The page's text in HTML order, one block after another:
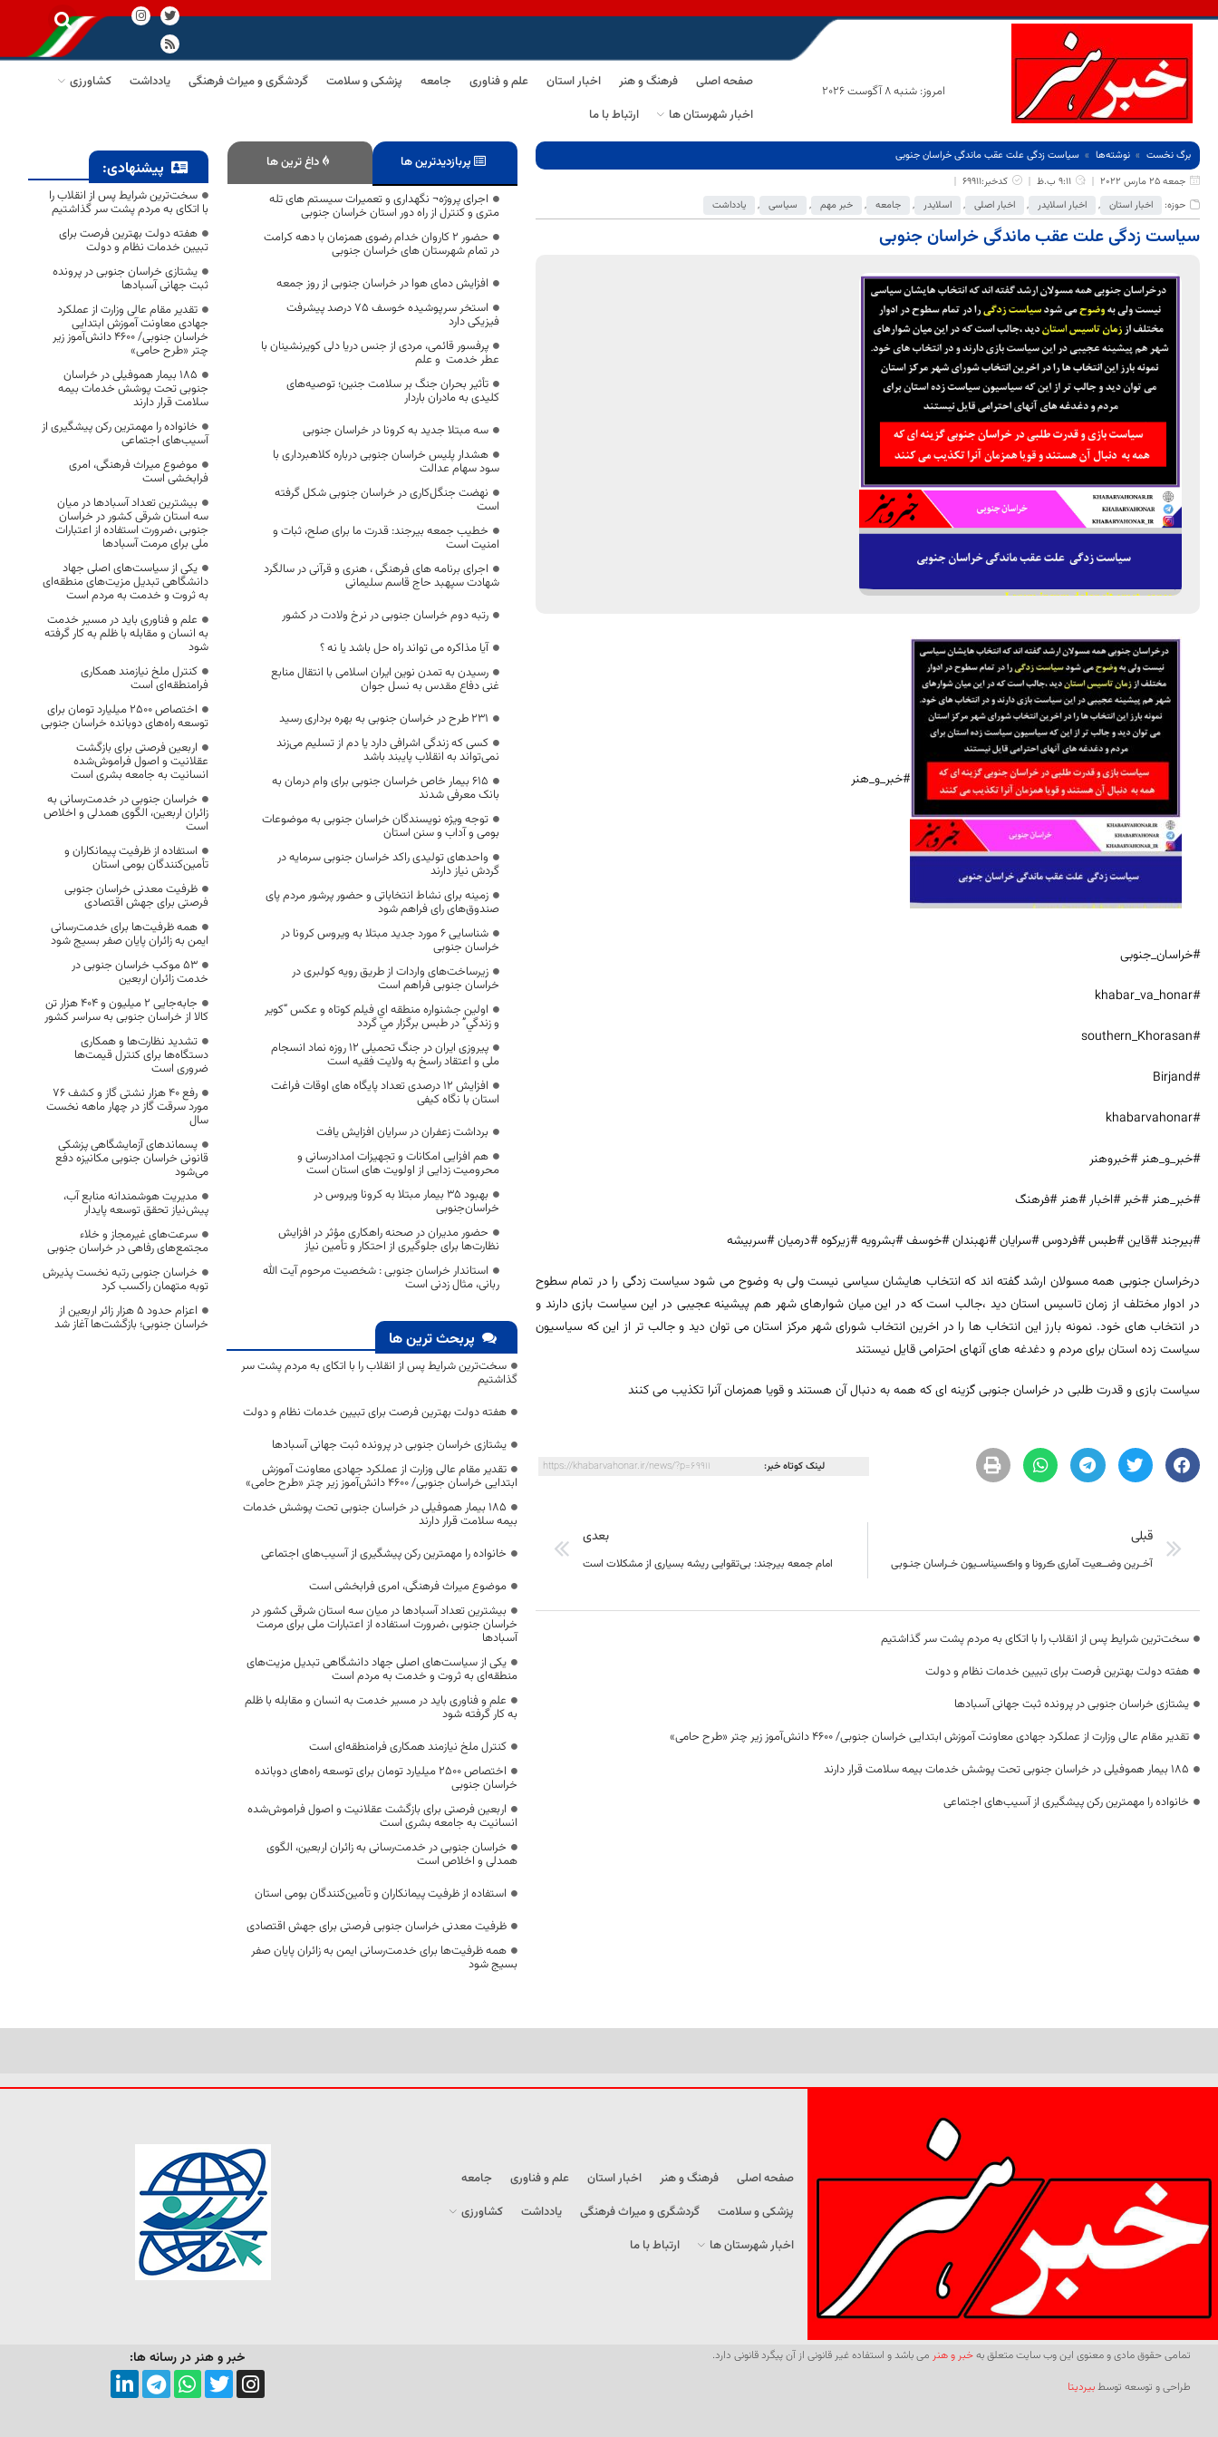
امروز: شنبه 8 آگوست 2026
صفحه اصلی فرهنگ و هنر اخبار استان علم و فناوری جامعه پزشکی و سلامت گردشگری و میراث فرهنگی یادداشت
کشاورزی
اخبار شهرستان ها
ارتباط با ما
برگ نخست نوشته‌ها
سیاست زدگی علت عقب ماندگی خراسان جنوبی
جمعه 25 مارس 2022
9:11 ب.ظ
کدخبر:69911
حوزه:
اخبار استان , اخبار اسلایدر , اخبار اصلی , اسلایدر , جامعه , خبر مهم , سیاسی , یادداشت
سیاست زدگی علت عقب ماندگی خراسان جنوبی
#خبر_و_هنر
#خراسان_جنوبی
#khabar_va_honar
#southern_Khorasan
#Birjand
#khabarvahonar
#خبر_و_هنر #خبروهنر
#خبر_هنر #خبر #اخبار #هنر #فرهنگ
#بیرجند #قاین #طبس #فردوس #سرایان #نهبندان #خوسف #بشرویه #زیرکوه #درمیان #سربیشه
درخراسان جنوبی همه مسولان ارشد گفته اند که انتخاب هایشان سیاسی نیست ولی به وضوح می شود سیاست زدگی را در تمام سطوح
در ادوار مختلف از زمان تاسیس استان دید ،جالب است که در این میان شوارهای شهر هم پیشینه عجیبی در این سیاست بازی دارند و
در انتخاب های خود. نمونه بارز این انتخاب ها را در اخرین انتخاب شورای شهر مرکز استان می توان دید و جالب تر از این که سیاسیون
سیاست زده استان برای مردم و دغدغه های آنهای احترامی قایل نیستند
سیاست بازی و قدرت طلبی در خراسان جنوبی گزینه ای که همه به دنبال آن هستند و قویا همزمان آنرا تکذیب می کنند
لینک کوتاه خبر: https://khabarvahonar.ir/news/?p=69911
قبلی
آخـرین وضــعیت آماری ڪرونا و واڪسیناسـیون خـراسان جنـوبی
بعدی
امام جمعه بیرجند: بی‌تقوایی ریشه بسیاری از مشکلات است
سخت‌ترین شرایط پس از انقلاب را با اتکای به مردم پشت سر گذاشتیم
هفته دولت بهترین فرصت برای تبیین خدمات نظام و دولت
یشتازی خراسان جنوبی در پرونده ثبت جهانی آسبادها
تقدیر مقام عالی وزارت از عملکرد جهادی معاونت آموزش ابتدایی خراسان جنوبی/ ۴۶۰۰ دانش‌آموز زیر چتر «طرح حامی»
۱۸۵ بیمار هموفیلی در خراسان جنوبی تحت پوشش خدمات بیمه سلامت قرار دارند
خانواده را مهمترین رکن پیشگیری از آسیب‌های اجتماعی
پربازدیدترین ها داغ ترین ها
اجرای پروژه¬ نگهداری و تعمیرات سیستم های تله
متری و کنترل از راه دور استان خراسان جنوبی
حضور ۲ کاروان خدام رضوی همزمان با دهه کرامت
در تمام شهرستان های خراسان جنوبی
افزایش دمای هوا در خراسان جنوبی از روز جمعه
استخر سرپوشیده خوسف ۷۵ درصد پیشرفت
فیزیکی دارد
پرفسور قائمی، مردی از جنس دریا دلی کویرنشینان با
عطر خدمت و علم
تأثیر بحران جنگ بر سلامت جنین؛ توصیه‌های
کلیدی به مادران باردار
سه مبتلا جدید به کرونا در خراسان جنوبی
هشدار پلیس خراسان جنوبی درباره کلاهبرداری با
سود سهام عدالت
نهضت جنگل‌کاری در خراسان جنوبی شکل گرفته
است
خطیب جمعه بیرجند: قدرت ما برای صلح، ثبات و
امنیت است
اجرای برنامه های فرهنگی ، هنری و قرآنی در سالگرد
شهادت سپهبد حاج قاسم سلیمانی
رتبه دوم خراسان جنوبی در نرخ ولادت در کشور
آیا مذاکره می تواند راه حل باشد یا نه ؟
رسیدن به تمدن نوین ایران اسلامی با انتقال منابع
غنی دفاع مقدس به نسل جوان
231 طرح در خراسان جنوبی به بهره برداری رسید
کسی که زندگی اشرافی دارد یا دم از تسلیم می‌زند
نمی‌تواند به انقلاب پایبند باشد
۶۱۵ بیمار خاص خراسان جنوبی برای وام درمان به
بانک معرفی شدند
توجه ویژه نویسندگان خراسان جنوبی به موضوعات
بومی و آداب و سنن استان
واحدهای تولیدی راکد خراسان جنوبی سرمایه در
گردش نیاز دارند
زمینه برای نشاط انتخاباتی و حضور پرشور مردم پای
صندوق‌های رای فراهم شود
شناسایی 6 مورد جدید مبتلا به ویروس کرونا در
خراسان جنوبی
زیرساخت‌های واردات از طریق رویه کولبری در
خراسان جنوبی فراهم است
اولين جشنواره منطقه اي فيلم كوتاه و عكس “كوير
و زندگي” در طبس برگزار مي گردد
پیروزی‌ ایران در جنگ‌ تحمیلی ۱۲ روزه نماد انسجام
ملی و اعتقاد راسخ به ولایت فقیه است
افزایش 12 درصدی تعداد پایگاه های اوقات فراغت
استان با نگاه کیفی
برداشت زعفران در سرایان افزایش یافت
هم افزایی امکانات و تجهیزات امدادرسانی و
محرومیت زدایی از اولویت های استان است
بهبود ۳۵ بیمار مبتلا به کرونا ویروس در
خراسان‌جنوبی
حضور مدیران در صحنه راهکاری مؤثر در افزایش
نظارت‌ها برای جلوگیری از احتکار و تأمین نیاز
استاندار خراسان جنوبی : شخصیت مرحوم آیت الله
ربانی، مثال زدنی است
پربحث ترین ها
سخت‌ترین شرایط پس از انقلاب را با اتکای به مردم پشت سر
گذاشتیم
هفته دولت بهترین فرصت برای تبیین خدمات نظام و دولت
یشتازی خراسان جنوبی در پرونده ثبت جهانی آسبادها
تقدیر مقام عالی وزارت از عملکرد جهادی معاونت آموزش
ابتدایی خراسان جنوبی/ ۴۶۰۰ دانش‌آموز زیر چتر «طرح حامی»
۱۸۵ بیمار هموفیلی در خراسان جنوبی تحت پوشش خدمات
بیمه سلامت قرار دارند
خانواده را مهمترین رکن پیشگیری از آسیب‌های اجتماعی
موضوع میراث فرهنگی، امری فرابخشی است
بیشترین تعداد آسبادها در میان سه استان شرقی کشور در
خراسان جنوبی ،ضرورت استفاده از اعتبارات ملی برای مرمت
آسبادها
یکی از سیاست‌های اصلی جهاد دانشگاهی تبدیل مزیت‌های
منطقه‌ای به ثروت و خدمت به مردم است
علم و فناوری باید در مسیر خدمت به انسان و مقابله با ظلم
به کار گرفته شود
کنترل ملخ نیازمند همکاری فرامنطقه‌ای است
اختصاص 2500 میلیارد تومان برای توسعه راه‌های دوبانده
خراسان جنوبی
اربعین فرصتی برای بازگشت عقلانیت و اصول فراموش‌شده
انسانیت به جامعه بشری است
خراسان جنوبی در خدمت‌رسانی به زائران اربعین، الگوی
همدلی و اخلاص است
استفاده از ظرفیت پیمانکاران و تأمین‌کنندگان بومی استان
ظرفیت معدنی خراسان جنوبی فرصتی برای جهش اقتصادی
همه ظرفیت‌ها برای خدمت‌رسانی ایمن به زائران پایان صفر
بسیج شود
پیشنهادی:
سخت‌ترین شرایط پس از انقلاب را
با اتکای به مردم پشت سر گذاشتیم
هفته دولت بهترین فرصت برای
تبیین خدمات نظام و دولت
یشتازی خراسان جنوبی در پرونده
ثبت جهانی آسبادها
تقدیر مقام عالی وزارت از عملکرد
جهادی معاونت آموزش ابتدایی
خراسان جنوبی/ ۴۶۰۰ دانش‌آموز زیر
چتر «طرح حامی»
۱۸۵ بیمار هموفیلی در خراسان
جنوبی تحت پوشش خدمات بیمه
سلامت قرار دارند
خانواده را مهمترین رکن پیشگیری از
آسیب‌های اجتماعی
موضوع میراث فرهنگی، امری
فرابخشی است
بیشترین تعداد آسبادها در میان
سه استان شرقی کشور در خراسان
جنوبی ،ضرورت استفاده از اعتبارات
ملی برای مرمت آسبادها
یکی از سیاست‌های اصلی جهاد
دانشگاهی تبدیل مزیت‌های منطقه‌ای
به ثروت و خدمت به مردم است
علم و فناوری باید در مسیر خدمت
به انسان و مقابله با ظلم به کار گرفته
شود
کنترل ملخ نیازمند همکاری
فرامنطقه‌ای است
اختصاص 2500 میلیارد تومان برای
توسعه راه‌های دوبانده خراسان جنوبی
اربعین فرصتی برای بازگشت
عقلانیت و اصول فراموش‌شده
انسانیت به جامعه بشری است
خراسان جنوبی در خدمت‌رسانی به
زائران اربعین، الگوی همدلی و اخلاص
است
استفاده از ظرفیت پیمانکاران و
تأمین‌کنندگان بومی استان
ظرفیت معدنی خراسان جنوبی
فرصتی برای جهش اقتصادی
همه ظرفیت‌ها برای خدمت‌رسانی
ایمن به زائران پایان صفر بسیج شود
53 موکب خراسان جنوبی در
خدمت زائران اربعین
جابه‌جایی 2 میلیون و 404 هزار تن
کالا از خراسان جنوبی به سراسر کشور
تشدید نظارت‌ها و همکاری
دستگاه‌ها برای کنترل قیمت‌ها
ضروری است
رفع 40 هزار نشتی گاز و کشف 76
مورد سرقت گاز در چهار ماهه نخست
سال
پسماندهای آزمایشگاهی پزشکی
قانونی خراسان جنوبی مکانیزه دفع
می‌شود
مدیریت هوشمندانه منابع آب،
پیش‌نیاز تحقق توسعه پایدار
سرعت‌های غیرمجاز و خلاء
مجتمع‌های رفاهی در خراسان جنوبی
خراسان جنوبی رتبه نخست پذیرش
توبه متهمان راکسب کرد
اعزام حدود 5 هزار زائر اربعین از
خراسان جنوبی؛ بازگشت‌ها آغاز شد
صفحه اصلی فرهنگ و هنر اخبار استان علم و فناوری
جامعه
پزشکی و سلامت
گردشگری و میراث فرهنگی یادداشت
کشاورزی
اخبار شهرستان ها
ارتباط با ما
تمامی حقوق مادی و معنوی این وب سایت متعلق بهخبر و هنر می باشد و استفاده غیر قانونی از آن پیگرد قانونی دارد.
طراحی و توسعه توسطبیردیتا
خبر و هنر در رسانه ها: